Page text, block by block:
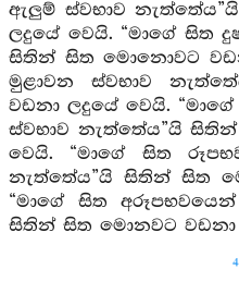
ඇලුම් ස්වභාව
ලදුයේ වෙයි. “මාගේ සිත
සිතින් සිත මොනොවට
මුළාවන ස්වභාව
වඩනා ලදුයේ වෙයි.
ස්වභාව නැත්තේය”යි
වෙයි. “මාගේ සිත
නැත්තේය”යි සිතින් සිත
“මාගේ සිත
සිතින් සිත මොනවට වඩනා